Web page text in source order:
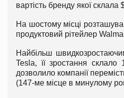
вартість бренду якої
На шостому місці
продуктовий рітейлер
Найбільш
Tesla, її зростання
дозволило компанії
(147-ме місце в минулому